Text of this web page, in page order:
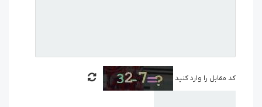
کد مقابل را وارد کنید